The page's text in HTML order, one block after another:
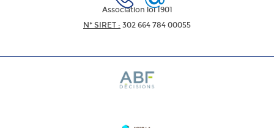
Association loi 1901
N* SIRET : 302 664 784 00055